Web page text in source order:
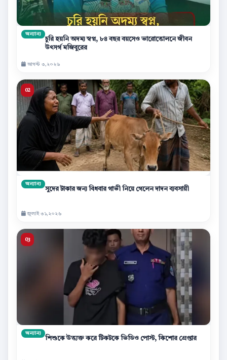
অন্যান্য
চুরি হয়নি অদম্য স্বপ্ন, ৮৪ বছর বয়সেও ভারোত্তোলনে জীবন
উৎসর্গ মজিবুরের
আগস্ট ৩,২০২৬
অন্যান্য
সুদের টাকার জন্য বিধবার গাভী নিয়ে গেলেন দাদন ব্যবসায়ী
জুলাই ৩১,২০২৬
অন্যান্য
শিশুকে উত্ত্যক্ত করে টিকটকে ভিডিও পোস্ট, কিশোর গ্রেপ্তার